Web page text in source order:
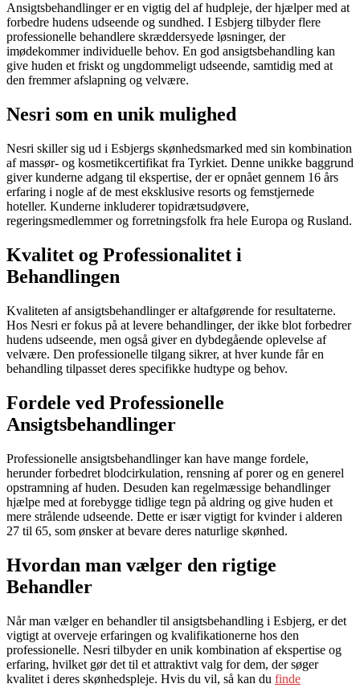
Ansigtsbehandlinger er en vigtig del af hudpleje, der hjælper med at
forbedre hudens udseende og sundhed. I Esbjerg tilbyder flere
professionelle behandlere skræddersyede løsninger, der
imødekommer individuelle behov. En god ansigtsbehandling kan
give huden et friskt og ungdommeligt udseende, samtidig med at
den fremmer afslapning og velvære.
Nesri som en unik mulighed
Nesri skiller sig ud i Esbjergs skønhedsmarked med sin kombination
af massør- og kosmetikcertifikat fra Tyrkiet. Denne unikke baggrund
giver kunderne adgang til ekspertise, der er opnået gennem 16 års
erfaring i nogle af de mest eksklusive resorts og femstjernede
hoteller. Kunderne inkluderer topidrætsudøvere,
regeringsmedlemmer og forretningsfolk fra hele Europa og Rusland.
Kvalitet og Professionalitet i
Behandlingen
Kvaliteten af ansigtsbehandlinger er altafgørende for resultaterne.
Hos Nesri er fokus på at levere behandlinger, der ikke blot forbedrer
hudens udseende, men også giver en dybdegående oplevelse af
velvære. Den professionelle tilgang sikrer, at hver kunde får en
behandling tilpasset deres specifikke hudtype og behov.
Fordele ved Professionelle
Ansigtsbehandlinger
Professionelle ansigtsbehandlinger kan have mange fordele,
herunder forbedret blodcirkulation, rensning af porer og en generel
opstramning af huden. Desuden kan regelmæssige behandlinger
hjælpe med at forebygge tidlige tegn på aldring og give huden et
mere strålende udseende. Dette er især vigtigt for kvinder i alderen
27 til 65, som ønsker at bevare deres naturlige skønhed.
Hvordan man vælger den rigtige
Behandler
Når man vælger en behandler til ansigtsbehandling i Esbjerg, er det
vigtigt at overveje erfaringen og kvalifikationerne hos den
professionelle. Nesri tilbyder en unik kombination af ekspertise og
erfaring, hvilket gør det til et attraktivt valg for dem, der søger
kvalitet i deres skønhedspleje. Hvis du vil, så kan du finde